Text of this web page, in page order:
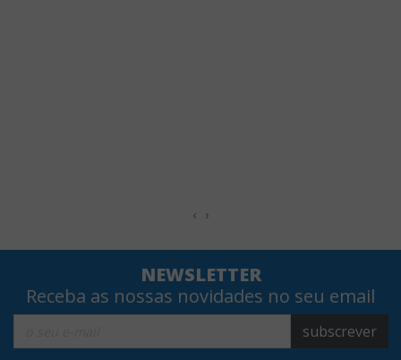
‹ ›
NEWSLETTER
Receba as nossas novidades no seu email
subscrever